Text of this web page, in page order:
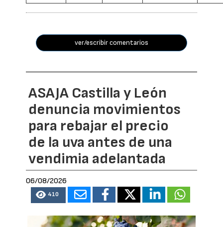
ver/escribir comentarios
ASAJA Castilla y León
denuncia movimientos
para rebajar el precio
de la uva antes de una
vendimia adelantada
06/08/2026
410